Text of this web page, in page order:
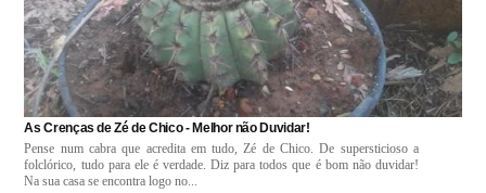
As Crenças de Zé de Chico - Melhor não Duvidar!
Pense num cabra que acredita em tudo, Zé de Chico. De supersticioso a
folclórico, tudo para ele é verdade. Diz para todos que é bom não duvidar!
Na sua casa se encontra logo no...